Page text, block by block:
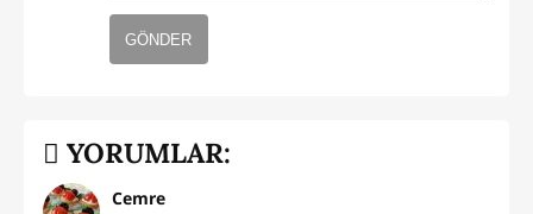
GÖNDER
YORUMLAR:
Cemre